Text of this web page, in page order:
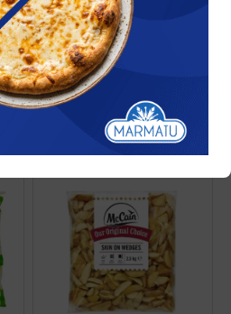
PAPAS
38 artículos
Recomendados